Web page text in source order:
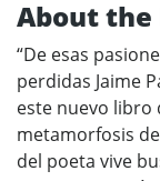
About the
“De esas
perdidas Jaime
este nuevo libro
metamorfosis
del poeta vive